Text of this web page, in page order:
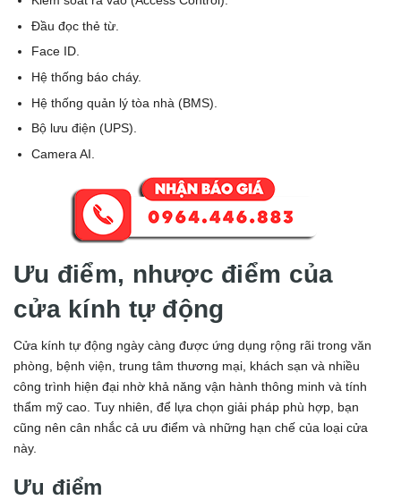
Đầu đọc thẻ từ.
Face ID.
Hệ thống báo cháy.
Hệ thống quản lý tòa nhà (BMS).
Bộ lưu điện (UPS).
Camera AI.
Ưu điểm, nhược điểm của
cửa kính tự động
Cửa kính tự động ngày càng được ứng dụng rộng rãi trong văn
phòng, bệnh viện, trung tâm thương mại, khách sạn và nhiều
công trình hiện đại nhờ khả năng vận hành thông minh và tính
thẩm mỹ cao. Tuy nhiên, để lựa chọn giải pháp phù hợp, bạn
cũng nên cân nhắc cả ưu điểm và những hạn chế của loại cửa
này.
Ưu điểm